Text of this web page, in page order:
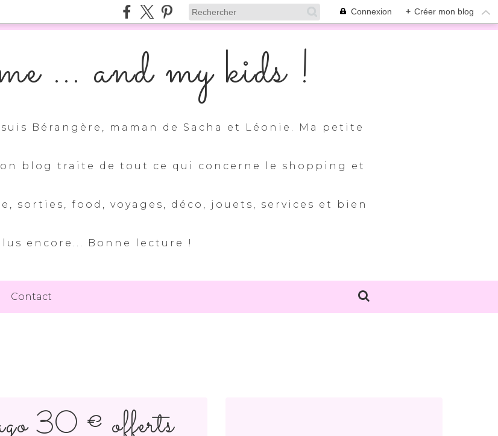
Connexion + Créer mon blog
... and my kids !
Bérangère, maman de Sacha et Léonie. Ma petite
blog traite de tout ce qui concerne le shopping et
sorties, food, voyages, déco, jouets, services et bien
encore... Bonne lecture !
Contact
30 € offerts